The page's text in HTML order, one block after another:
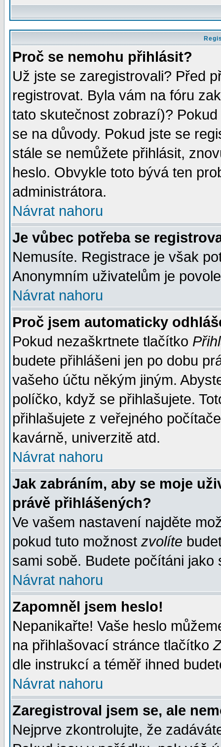
Proč se nemohu přihlásit?
Už jste se zaregistrovali? Před
registrovat. Byla vám na fóru
tato skutečnost zobrazí)?
se na důvody. Pokud jste se
stále se nemůžete přihlásit,
heslo. Obvykle toto bývá ten
administrátora.
Návrat nahoru
Je vůbec potřeba se
Nemusíte. Registrace je však
Anonymním uživatelům je
Návrat nahoru
Proč jsem automaticky
Pokud nezaškrtnete tlačítko
budete přihlášeni jen po dobu
vašeho účtu někým jiným.
políčko, když se přihlašujete.
přihlašujete z veřejného
kavárně, univerzitě atd.
Návrat nahoru
Jak zabráním, aby se moje
právě přihlášených?
Ve vašem nastavení najděte
pokud tuto možnost zvolíte
sami sobě. Budete počítáni jako
Návrat nahoru
Zapomněl jsem heslo!
Nepanikařte! Vaše heslo
na přihlašovací stránce tlačítko
dle instrukcí a téměř ihned
Návrat nahoru
Zaregistroval jsem se, ale
Nejprve zkontrolujte, že